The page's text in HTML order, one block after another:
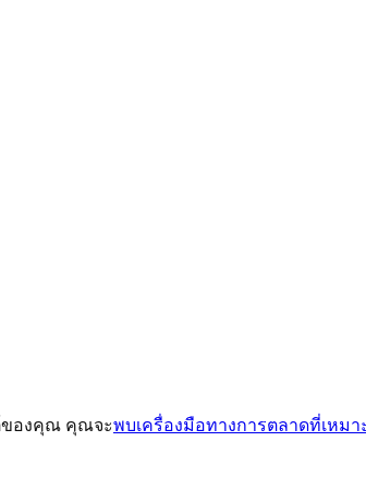
ของคุณ คุณจะพบเครื่องมือทางการตลาดที่เหม